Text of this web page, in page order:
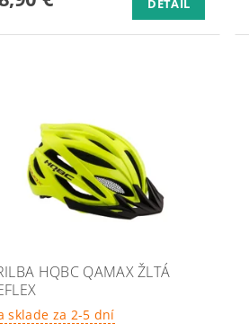
DETAIL
HQBC QAMAX ŽLTÁ
sklade za 2-5 dní